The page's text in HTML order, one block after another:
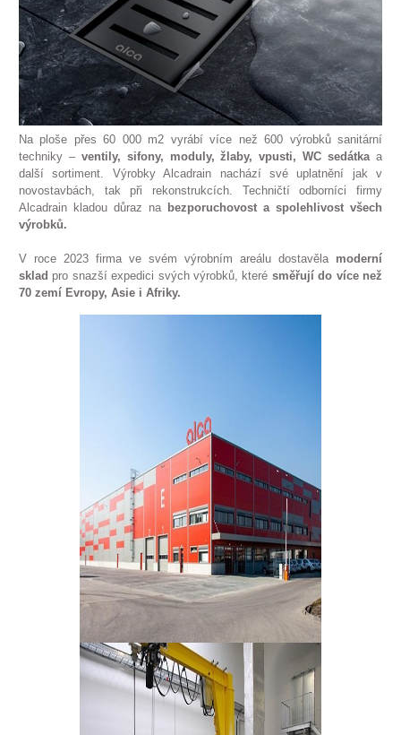
Na ploše přes 60 000 m2 vyrábí více než 600 výrobků sanitární
techniky –ventily, sifony, moduly, žlaby, vpusti, WC sedátka a
další sortiment. Výrobky Alcadrain nachází své uplatnění jak v
novostavbách, tak při rekonstrukcích. Techničtí odborníci firmy
Alcadrain kladou důraz na
bezporuchovost a spolehlivost všech
výrobků.
V roce 2023 firma ve svém výrobním areálu dostavěla moderní
sklad pro snazší expedici svých výrobků, které směřují do více než
70 zemí Evropy, Asie i Afriky.